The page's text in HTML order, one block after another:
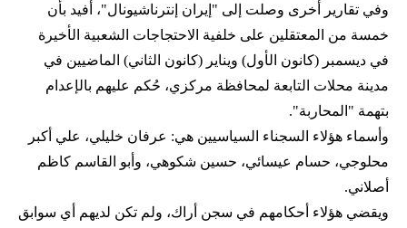
وفي تقارير أخرى وصلت إلى "إيران إنترناشيونال"، أفيد بأن
خمسة من المعتقلين على خلفية الاحتجاجات الشعبية الأخيرة
في ديسمبر (كانون الأول) ويناير (كانون الثاني) الماضيين في
مدينة محلات التابعة لمحافظة مركزي، حُكم عليهم بالإعدام
بتهمة "المحاربة".
وأسماء هؤلاء السجناء السياسيين هي: عرفان خليلي، علي أكبر
محلوجي، حسام عيسائي، حسين شكوهي، وأبو القاسم كاظم
أصلاني.
ويقضي هؤلاء أحكامهم في سجن أراك، ولم تكن لديهم أي سوابق